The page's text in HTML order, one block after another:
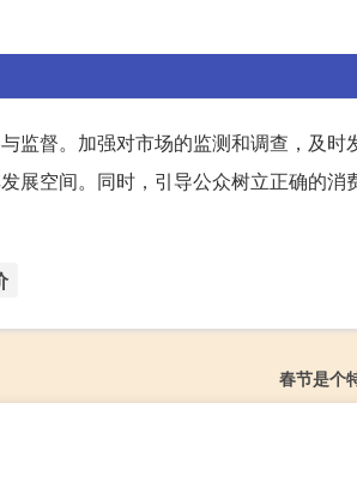
监督。加强对市场的监测和调查，及时
展空间。同时，引导公众树立正确的消
春节是个